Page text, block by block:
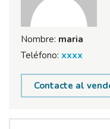
Nombre: maria
Teléfono: xxxx
Contacte al